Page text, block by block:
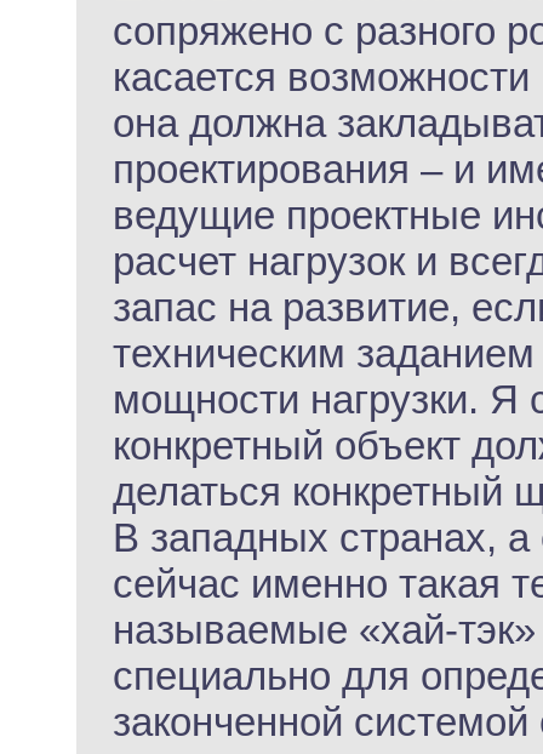
сопряжено с разного
касается
она должна
проектирования – и
ведущие проектные
расчет нагрузок и
запас на развитие,
техническим
мощности нагрузки. Я
конкретный объект
делаться конкретный
В западных странах,
сейчас именно такая
называемые «хай-
специально для
законченной